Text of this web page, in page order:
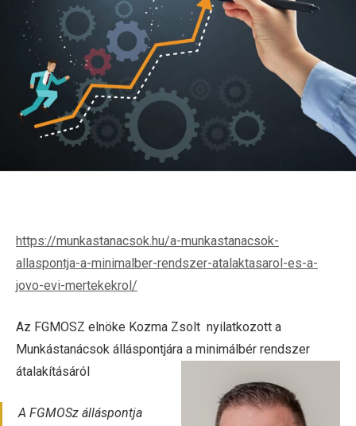
https://munkastanacsok.hu/a-munkastanacsok-
allaspontja-a-minimalber-rendszer-atalaktasarol-es-a-
jovo-evi-mertekekrol/
Az FGMOSZ elnöke Kozma Zsolt nyilatkozott a
Munkástanácsok álláspontjára a minimálbér rendszer
átalakításáról
A FGMOSz álláspontja